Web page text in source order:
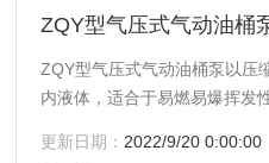
ZQY型气压式气动油桶
ZQY型气压式气动油桶泵以压
内液体，适合于易燃易爆挥发
更新日期： 2022/9/20 0:00:00